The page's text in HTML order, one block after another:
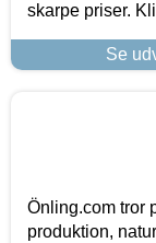
skarpe priser.
Se
Önling.com tror
produktion,